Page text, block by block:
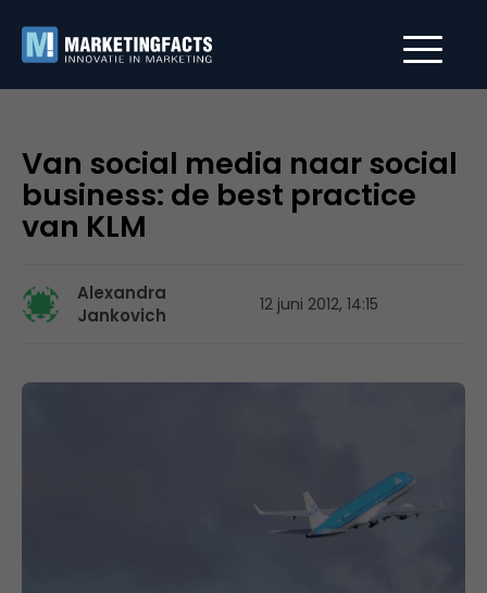
Van social media naar social
business: de best practice
van KLM
Alexandra
Jankovich
12 juni 2012, 14:15